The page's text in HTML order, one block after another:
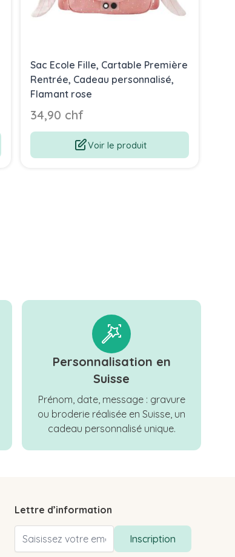
Sac Ecole Fille, Cartable Première
Rentrée, Cadeau personnalisé,
Flamant rose
34,90 chf
Voir le produit
Personnalisation en
Suisse
Prénom, date, message : gravure
ou broderie réalisée en Suisse, un
cadeau personnalisé unique.
Lettre d’information
Adresse email
Inscription